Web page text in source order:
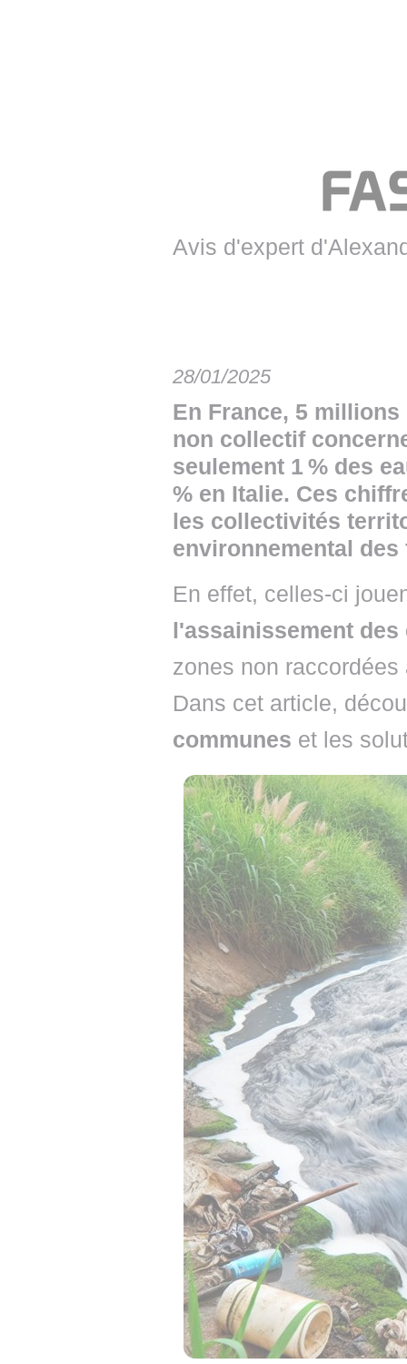
Avis d'expert
28/01/2025
En France, 5
non collectif
seulement 1 % des
% en Italie. Ces
les collectivités
environnemental
En effet, celles-ci
l'assainissement des
zones non
Dans cet article,
communes et les